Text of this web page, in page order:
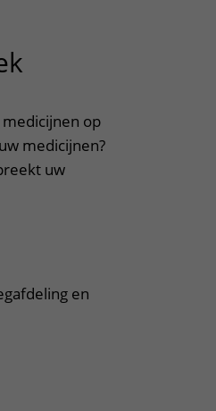
uitklapper, klik
op
medicijnen?
uw
en